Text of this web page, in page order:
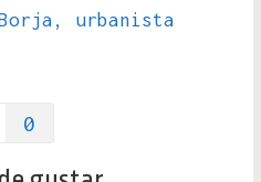
urbanista
0